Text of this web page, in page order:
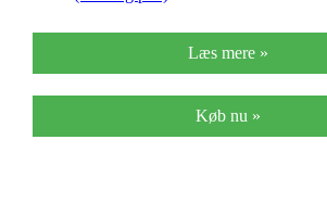
Læs mere »
Køb nu »